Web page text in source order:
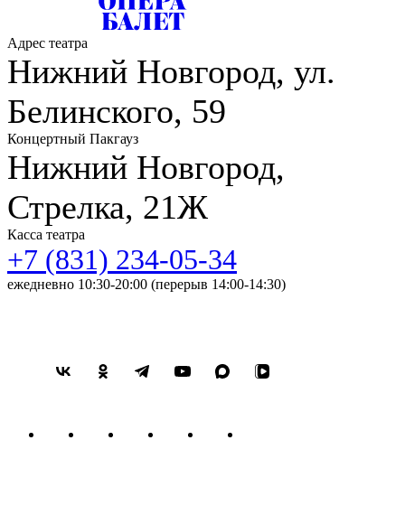
Адрес театра
Нижний Новгород, ул.
Белинского, 59
Концертный Пакгауз
Нижний Новгород,
Стрелка, 21Ж
Касса театра
+7 (831) 234-05-34
ежедневно 10:30-20:00 (перерыв 14:00-14:30)